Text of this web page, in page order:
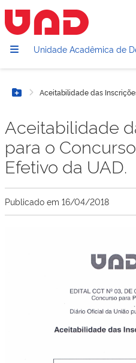
Unidade Acadêmica de
Botão Menu
Aceitabilidade das
Aceitabilidade
para o
Efetivo da UAD.
Publicado em 16/04/2018